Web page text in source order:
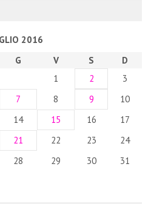
2016
G V S
D
1
2
3
7 8 9
10
14 15 16
17
21 22 23
24
28 29 30
31